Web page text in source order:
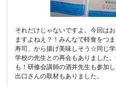
それだけじゃないですよ。今回は
ますよねえ？！みんなで軽食をつ
寿司、から揚げ美味しそう☆同じ
学校の先生との再会もありました
も！研修会講師の酒井先生も参加
出口さんの取材もありました。